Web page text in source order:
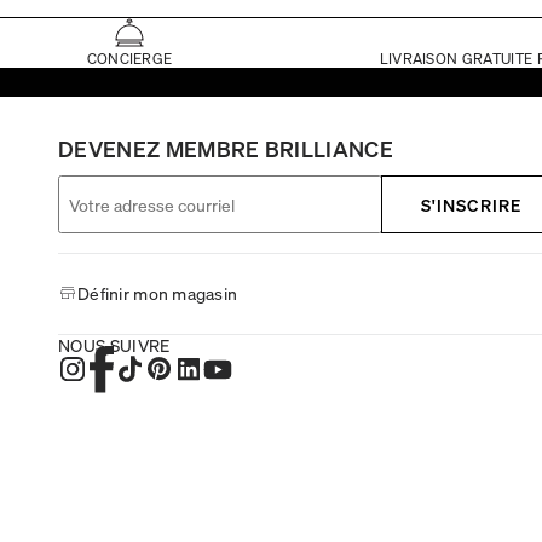
CONCIERGE LIVRAISON GRATUITE
DEVENEZ MEMBRE BRILLIANCE
S'INSCRIRE
Définir mon magasin
NOUS SUIVRE